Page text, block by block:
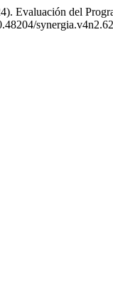
Evaluación del